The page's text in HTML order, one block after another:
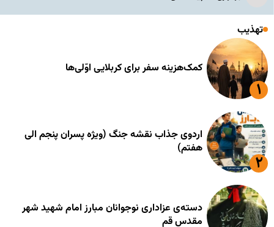
تهذیب
کمک‌هزینه سفر برای کربلایی اوّلی‌ها
اردوی جذاب نقشه جنگ (ویژه پسران پنجم الی
هفتم)
دسته‌ی عزاداری نوجوانان مبارز امام شهید شهر
مقدس قم